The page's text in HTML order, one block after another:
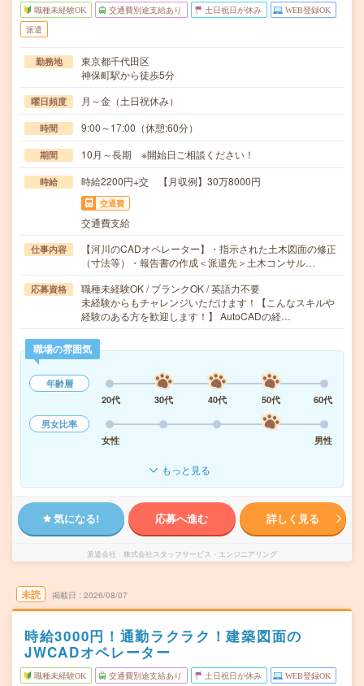
職種未経験OK 交通費別途支給あり 土日祝日が休み WEB登録OK
派遣
勤務地
東京都千代田区
神保町駅から徒歩5分
曜日頻度 月～金（土日祝休み）
時間 9:00～17:00（休憩:60分）
期間 10月～長期 ※開始日ご相談ください！
時給 時給2200円+交 【月収例】30万8000円
交通費
交通費支給
仕事内容
【河川のCADオペレーター】・指示された土木図面の修正
（寸法等）・報告書の作成＜派遣先＞土木コンサル…
応募資格
職種未経験OK / ブランクOK / 英語力不要
未経験からもチャレンジいただけます！【こんなスキルや
経験のある方を歓迎します！】 AutoCADの経…
職場の雰囲気
年齢層
20代
30代 40代 50代
60代
男女比率
女性
男性
もっと見る
気になる! 応募へ進む 詳しく見る
派遣会社 株式会社スタッフサービス・エンジニアリング
未読 掲載日 2026/08/07
時給3000円！通勤ラクラク！建築図面の
JWCADオペレーター
職種未経験OK 交通費別途支給あり 土日祝日が休み WEB登録OK